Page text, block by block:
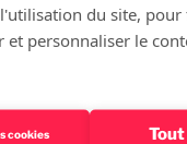
La
dans un bol d’eau
du site,
personnaliser le
cookies